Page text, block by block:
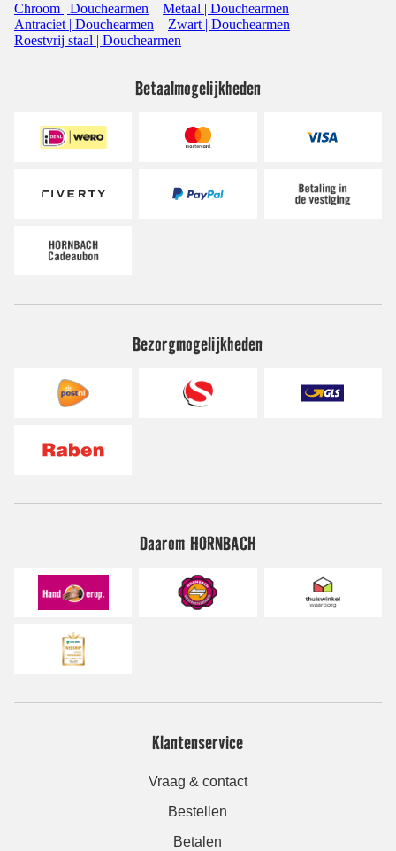
Chroom | Douchearmen
Metaal | Douchearmen
Antraciet | Douchearmen
Zwart | Douchearmen
Roestvrij staal | Douchearmen
Betaalmogelijkheden
Bezorgmogelijkheden
Daarom HORNBACH
Klantenservice
Vraag & contact
Bestellen
Betalen